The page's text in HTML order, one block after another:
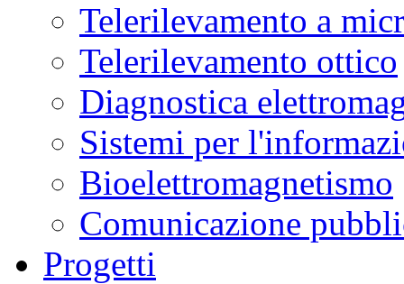
Telerilevamento a
Telerilevamento ottico
Diagnostica
Sistemi per
Bioelettromagnetismo
Comunicazione
Progetti